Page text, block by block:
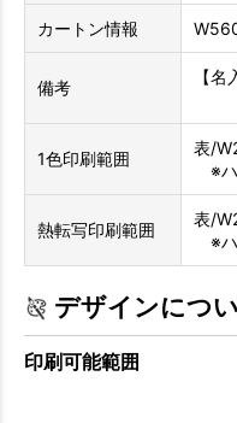
カートン情報
備考
【名
1色印刷範囲
表/
※ハ
熱転写印刷範囲
表/
※ハ
デザインにつ
印刷可能範囲